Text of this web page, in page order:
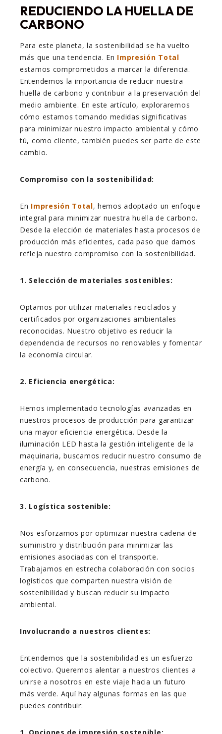
REDUCIENDO LA HUELLA DE
CARBONO
Para este planeta, la sostenibilidad se ha vuelto
más que una tendencia. En Impresión Total
estamos comprometidos a marcar la diferencia.
Entendemos la importancia de reducir nuestra
huella de carbono y contribuir a la preservación del
medio ambiente. En este artículo, exploraremos
cómo estamos tomando medidas significativas
para minimizar nuestro impacto ambiental y cómo
tú, como cliente, también puedes ser parte de este
cambio.
Compromiso con la sostenibilidad:
En Impresión Total, hemos adoptado un enfoque
integral para minimizar nuestra huella de carbono.
Desde la elección de materiales hasta procesos de
producción más eficientes, cada paso que damos
refleja nuestro compromiso con la sostenibilidad.
1. Selección de materiales sostenibles:
Optamos por utilizar materiales reciclados y
certificados por organizaciones ambientales
reconocidas. Nuestro objetivo es reducir la
dependencia de recursos no renovables y fomentar
la economía circular.
2. Eficiencia energética:
Hemos implementado tecnologías avanzadas en
nuestros procesos de producción para garantizar
una mayor eficiencia energética. Desde la
iluminación LED hasta la gestión inteligente de la
maquinaria, buscamos reducir nuestro consumo de
energía y, en consecuencia, nuestras emisiones de
carbono.
3. Logística sostenible:
Nos esforzamos por optimizar nuestra cadena de
suministro y distribución para minimizar las
emisiones asociadas con el transporte.
Trabajamos en estrecha colaboración con socios
logísticos que comparten nuestra visión de
sostenibilidad y buscan reducir su impacto
ambiental.
Involucrando a nuestros clientes:
Entendemos que la sostenibilidad es un esfuerzo
colectivo. Queremos alentar a nuestros clientes a
unirse a nosotros en este viaje hacia un futuro
más verde. Aquí hay algunas formas en las que
puedes contribuir: